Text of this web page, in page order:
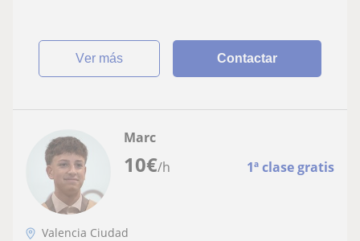
ver más Contactar
10€/h 1ª clase gratis
Marc
Valencia Ciudad